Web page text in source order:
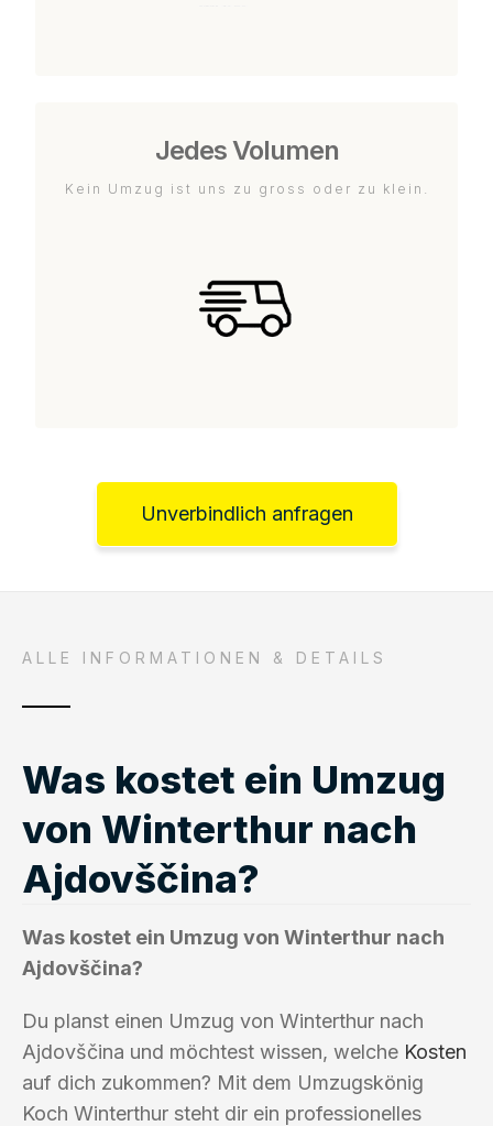
Jedes Volumen
Kein Umzug ist uns zu gross oder zu klein.
Unverbindlich anfragen
ALLE INFORMATIONEN & DETAILS
Was kostet ein Umzug
von Winterthur nach
Ajdovščina?
Was kostet ein Umzug von Winterthur nach
Ajdovščina?
Du planst einen Umzug von Winterthur nach
Ajdovščina und möchtest wissen, welche Kosten
auf dich zukommen? Mit dem Umzugskönig
Koch Winterthur steht dir ein professionelles